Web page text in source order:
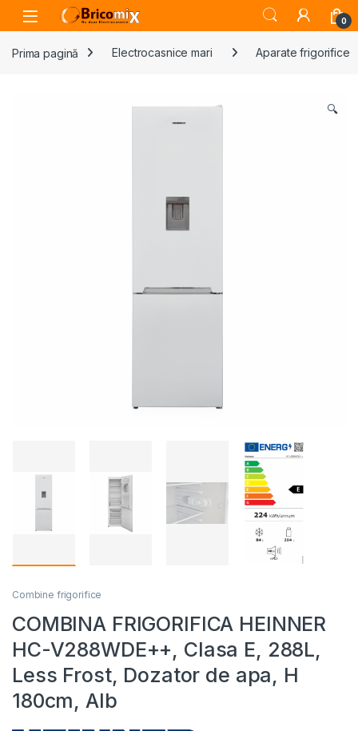
Skip to navigation
Skip to content
Open 0
Prima pagină Electrocasnice mari Aparate frigorifice
🔍
Combine frigorifice
COMBINA FRIGORIFICA HEINNER
HC-V288WDE++, Clasa E, 288L,
Less Frost, Dozator de apa, H
180cm, Alb